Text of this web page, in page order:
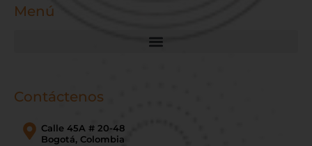
Menú
Contáctenos
Calle 45A # 20-48
Bogotá, Colombia